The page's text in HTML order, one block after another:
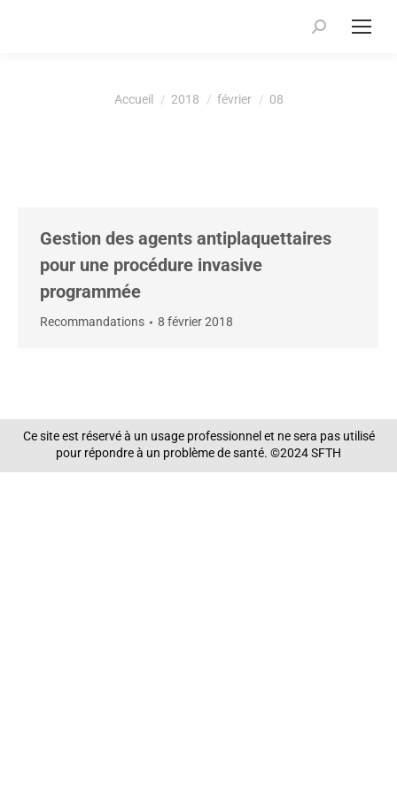
Recherche
Accueil 2018 février 08
Gestion des agents antiplaquettaires
pour une procédure invasive
programmée
Recommandations 8 février 2018
Ce site est réservé à un usage professionnel et ne sera pas utilisé
pour répondre à un problème de santé. ©2024 SFTH